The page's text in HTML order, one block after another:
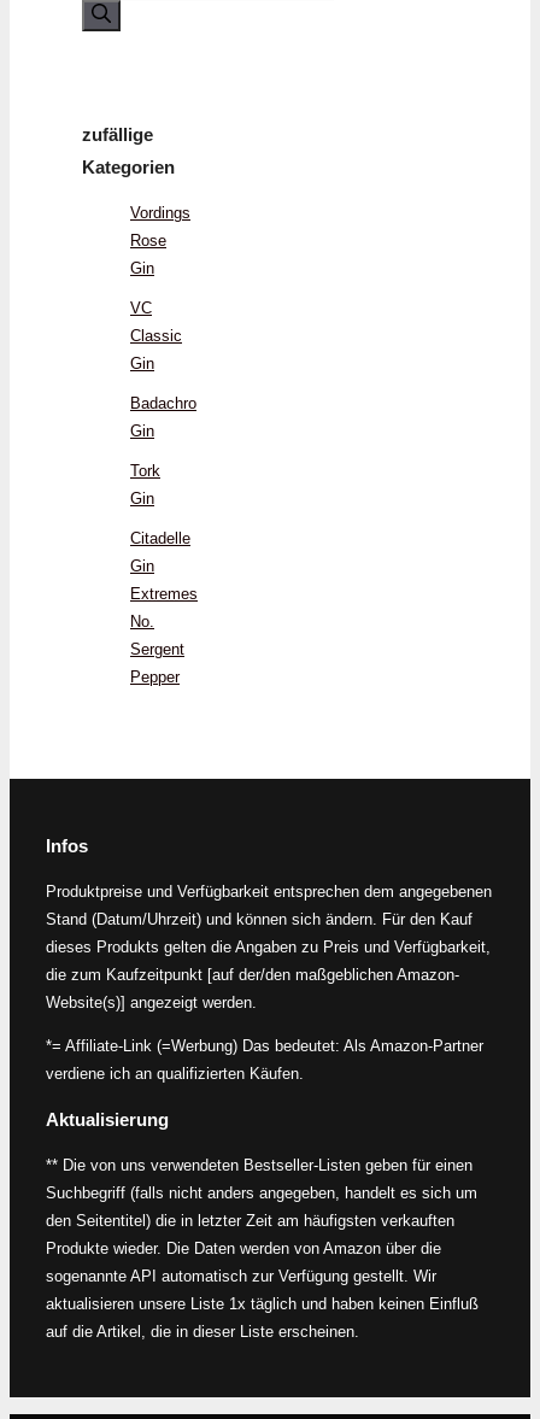
nach:
zufällige
Kategorien
Vordings
Rose
Gin
VC
Classic
Gin
Badachro
Gin
Tork
Gin
Citadelle
Gin
Extremes
No.
Sergent
Pepper
Infos
Produktpreise und Verfügbarkeit entsprechen dem angegebenen
Stand (Datum/Uhrzeit) und können sich ändern. Für den Kauf
dieses Produkts gelten die Angaben zu Preis und Verfügbarkeit,
die zum Kaufzeitpunkt [auf der/den maßgeblichen Amazon-
Website(s)] angezeigt werden.
*= Affiliate-Link (=Werbung) Das bedeutet: Als Amazon-Partner
verdiene ich an qualifizierten Käufen.
Aktualisierung
** Die von uns verwendeten Bestseller-Listen geben für einen
Suchbegriff (falls nicht anders angegeben, handelt es sich um
den Seitentitel) die in letzter Zeit am häufigsten verkauften
Produkte wieder. Die Daten werden von Amazon über die
sogenannte API automatisch zur Verfügung gestellt. Wir
aktualisieren unsere Liste 1x täglich und haben keinen Einfluß
auf die Artikel, die in dieser Liste erscheinen.